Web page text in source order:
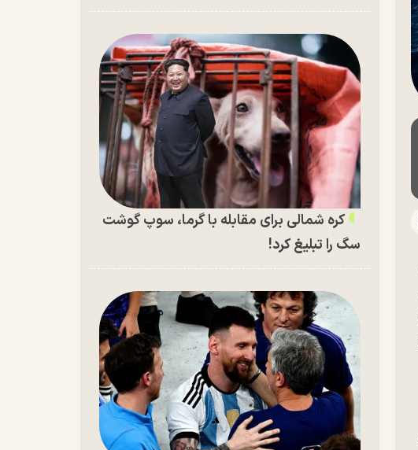
کره شمالی برای مقابله با گرما، سوپ گوشت
سگ را تبلیغ کرد!